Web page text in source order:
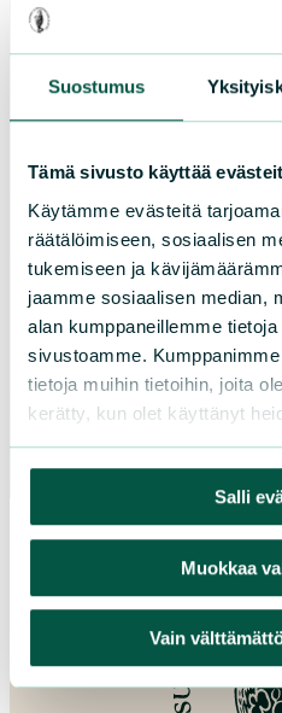
Suostumus
Tämä sivusto käyttää
Käytämme evästeitä
räätälöimiseen, sosiaalisen
tukemiseen ja
jaamme sosiaalisen median,
alan kumppaneillemme
sivustoamme.
tietoja muihin tietoihin, joita
kerätty, kun olet käyttänyt
Salli
Muokkaa
Vain
Kainuu
Keski-Suomi
Kymenlaakso
Pirkanmaa
Pohjanmaa
Pohjois-Karjala
Pohjois-Pohjanmaa
Pohjois-Savo
Satakunta
Uusimaa
Varsinais-Suomi